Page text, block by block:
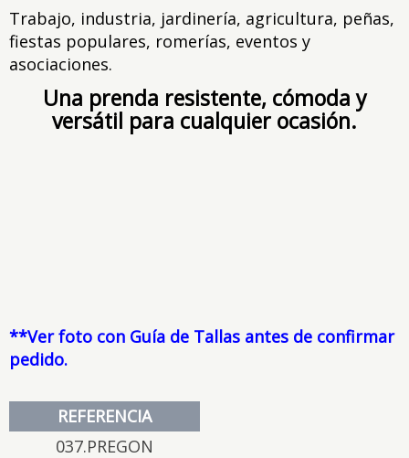
Trabajo, industria, jardinería, agricultura, peñas,
fiestas populares, romerías, eventos y
asociaciones.
Una prenda resistente, cómoda y
versátil para cualquier ocasión.
**Ver foto con Guía de Tallas antes de confirmar
pedido.
REFERENCIA
037.PREGON